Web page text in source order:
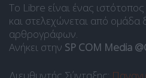
Το Libre είναι ένας
και στελεχώνεται από
αρθρογράφων.
Ανήκει στην SP COM Media